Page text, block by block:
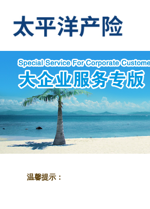
温馨提示：